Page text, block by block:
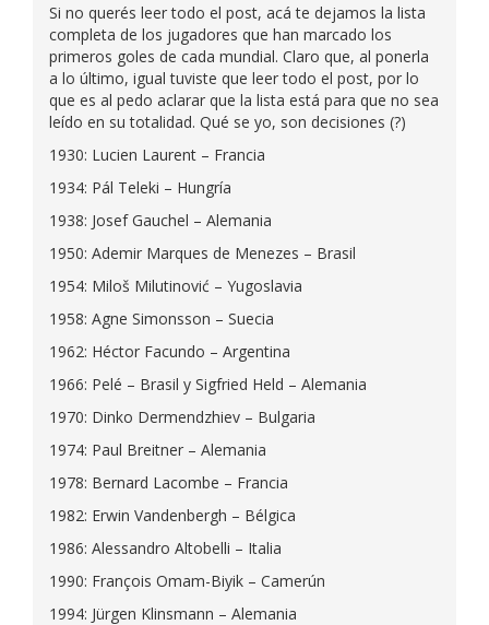
Si no querés leer todo el post, acá te dejamos la lista
completa de los jugadores que han marcado los
primeros goles de cada mundial. Claro que, al ponerla
a lo último, igual tuviste que leer todo el post, por lo
que es al pedo aclarar que la lista está para que no sea
leído en su totalidad. Qué se yo, son decisiones (?)
1930: Lucien Laurent – Francia
1934: Pál Teleki – Hungría
1938: Josef Gauchel – Alemania
1950: Ademir Marques de Menezes – Brasil
1954: Miloš Milutinović – Yugoslavia
1958: Agne Simonsson – Suecia
1962: Héctor Facundo – Argentina
1966: Pelé – Brasil y Sigfried Held – Alemania
1970: Dinko Dermendzhiev – Bulgaria
1974: Paul Breitner – Alemania
1978: Bernard Lacombe – Francia
1982: Erwin Vandenbergh – Bélgica
1986: Alessandro Altobelli – Italia
1990: François Omam-Biyik – Camerún
1994: Jürgen Klinsmann – Alemania